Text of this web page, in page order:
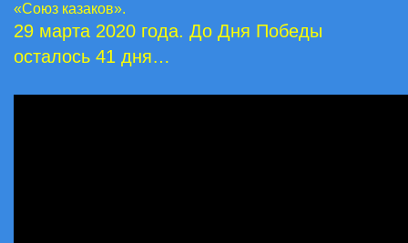
«Союз казаков».
29 марта 2020 года. До Дня Победы
осталось 41 дня…